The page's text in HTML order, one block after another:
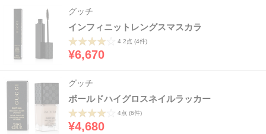
グッチ
インフィニットレングスマスカラ
4.2点 (4件)
¥6,670
グッチ
ボールドハイグロスネイルラッカー
4点 (6件)
¥4,680